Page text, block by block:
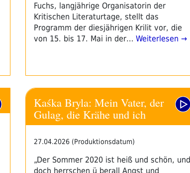
Fuchs, langjährige Organisatorin der
Kritischen Literaturtage, stellt das
Programm der diesjährigen Krilit vor, die
von 15. bis 17. Mai in der… Weiterlesen →
Kaśka Bryla: Mein Vater, der
Gulag, die Krähe und ich
27.04.2026 (Produktionsdatum)
„Der Sommer 2020 ist heiß und schön, und
doch herrschen ü berall Angst und